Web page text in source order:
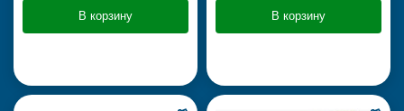
В корзину В корзину